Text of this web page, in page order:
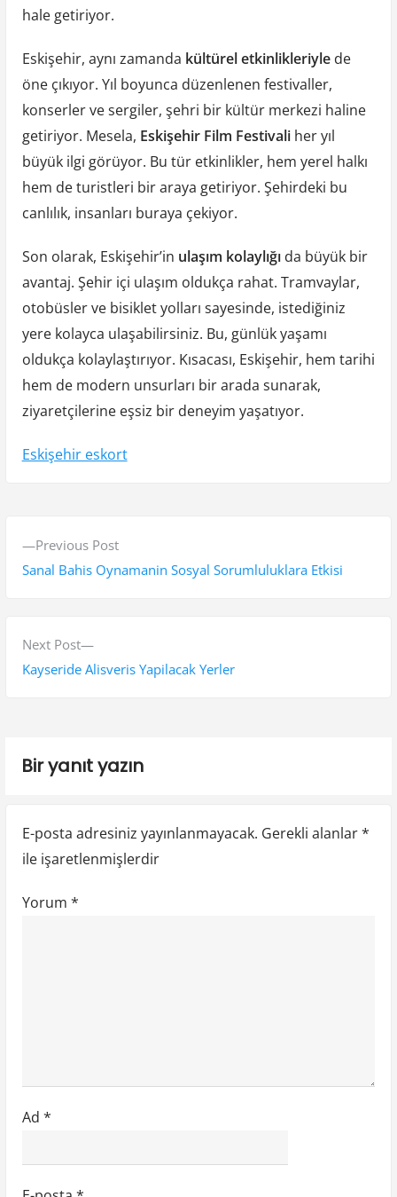
hale getiriyor.
Eskişehir, aynı zamanda kültürel etkinlikleriylede
öne çıkıyor. Yıl boyunca düzenlenen festivaller,
konserler ve sergiler, şehri bir kültür merkezi haline
getiriyor. Mesela, Eskişehir Film Festivaliher yıl
büyük ilgi görüyor. Bu tür etkinlikler, hem yerel halkı
hem de turistleri bir araya getiriyor. Şehirdeki bu
canlılık, insanları buraya çekiyor.
Son olarak, Eskişehir’in ulaşım kolaylığıda büyük bir
avantaj. Şehir içi ulaşım oldukça rahat. Tramvaylar,
otobüsler ve bisiklet yolları sayesinde, istediğiniz
yere kolayca ulaşabilirsiniz. Bu, günlük yaşamı
oldukça kolaylaştırıyor. Kısacası, Eskişehir, hem tarihi
hem de modern unsurları bir arada sunarak,
ziyaretçilerine eşsiz bir deneyim yaşatıyor.
Eskişehir eskort
m
Previous PostP
r
o
o
:
Sanal Bahis Oynamanin Sosyal Sorumluluklara Etkisi
Next Post
N
e
o
:
Kayseride Alisveris Yapilacak Yerler
Bir yanıt yazın
E-posta adresiniz yayınlanmayacak. Gerekli alanlar*
ile işaretlenmişlerdir
Yorum *
Ad *